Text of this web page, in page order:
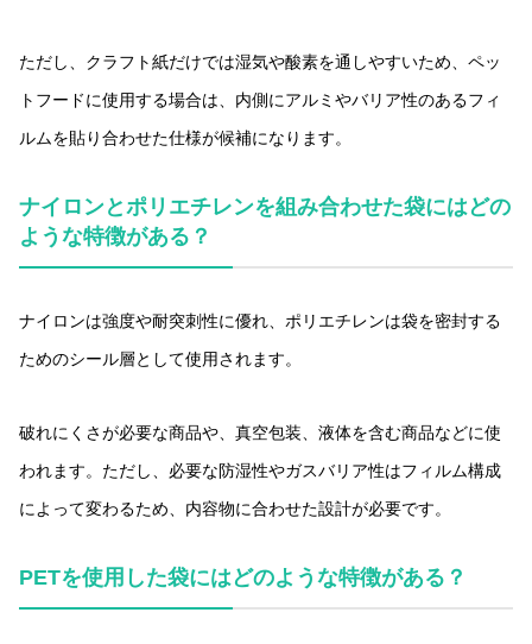
ただし、クラフト紙だけでは湿気や酸素を通しやすいため、ペッ
トフードに使用する場合は、内側にアルミやバリア性のあるフィ
ルムを貼り合わせた仕様が候補になります。
ナイロンとポリエチレンを組み合わせた袋にはどの
ような特徴がある？
ナイロンは強度や耐突刺性に優れ、ポリエチレンは袋を密封する
ためのシール層として使用されます。
破れにくさが必要な商品や、真空包装、液体を含む商品などに使
われます。ただし、必要な防湿性やガスバリア性はフィルム構成
によって変わるため、内容物に合わせた設計が必要です。
PETを使用した袋にはどのような特徴がある？